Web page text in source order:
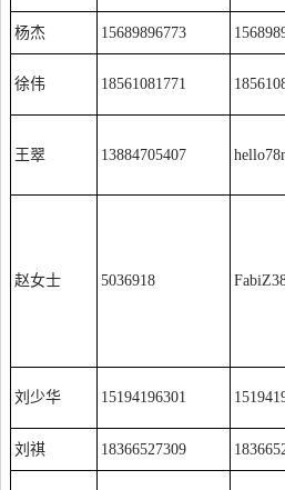
杨杰 15689896773
徐伟 18561081771
王翠 13884705407
赵女士 5036918
刘少华 15194196301
刘祺 18366527309